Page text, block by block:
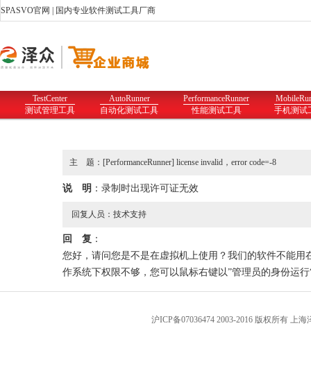
SPASVO官网 | 国内专业软件测试工具厂商
TestCenter
测试管理工具
AutoRunner
自动化测试工具
PerformanceRunner
性能测试工具
手机测试
主 题：[PerformanceRunner] license invalid，error code=-8
说 明 ：录制时出现许可证无效
回复人员：技术支持
回 复 ：
您好，请问您是不是在虚拟机上使用？我们的软件不能
作系统下权限不够，您可以鼠标右键以”管理员的身份运
沪ICP备07036474 2003-2016 版权所有 上